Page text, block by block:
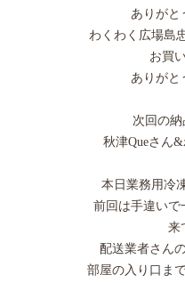
ありがと
わくわく広場島
お買
ありがと
次回の
秋津Queさん
本日業務用冷
前回は手違いで
来
配送業者さん
部屋の入り口ま